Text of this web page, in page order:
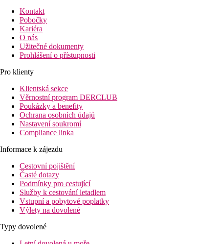
Kontakt
Pobočky
Kariéra
O nás
Užitečné dokumenty
Prohlášení o přístupnosti
Pro klienty
Klientská sekce
Věrnostní program DERCLUB
Poukázky a benefity
Ochrana osobních údajů
Nastavení soukromí
Compliance linka
Informace k zájezdu
Cestovní pojištění
Časté dotazy
Podmínky pro cestující
Služby k cestování letadlem
Vstupní a pobytové poplatky
Výlety na dovolené
Typy dovolené